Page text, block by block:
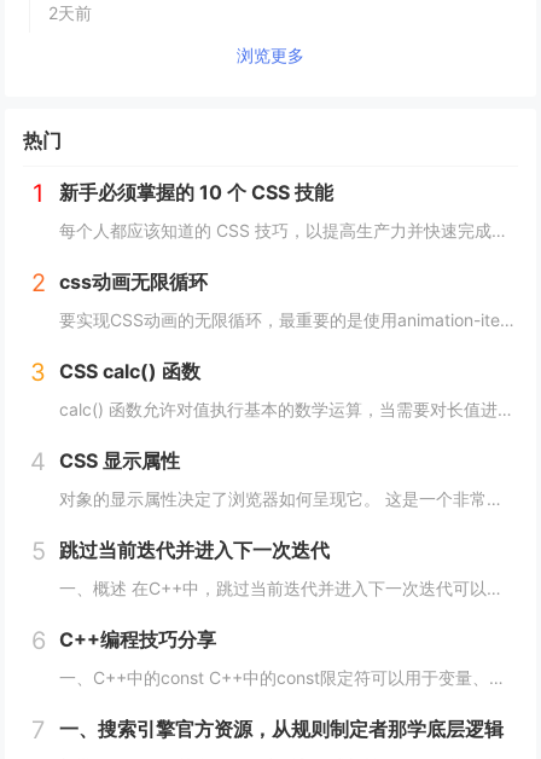
2天前
浏览更多
热门
1 新手必须掌握的 10 个 CSS 技能
每个人都应该知道的 CSS 技巧，以提高生产力并快速完成项目。 这里我为初学者收集了10个简单且必须知道的秘诀。 重置.css 某些浏览器对每个元素应用不同的样式，因此最好首先休息一下 CSS。 body, div, h1,h2,...
2 css动画无限循环
要实现CSS动画的无限循环，最重要的是使用animation-iteration-count属性，将其设置为infinite，继续动画就会循环播放。 栗子 CSS动画效果无限循环放大缩小 HTML： <image class="a...
3 CSS calc() 函数
calc() 函数允许对值执行基本的数学运算，当需要对长值进行百分比加法或减法时特别有用。 div { max-width: calc(80% - 100px) }它的工作原理是这样的： div { max-width: calc(...
4 CSS 显示属性
对象的显示属性决定了浏览器如何呈现它。 这是一个非常重要的属性，并且可能具有您可以使用的最多值。 这些值包括： blockinlinenonecontentsflowflow-roottable（以及所有那些table-*）fle...
5 跳过当前迭代并进入下一次迭代
一、概述 在C++中，跳过当前迭代并进入下一次迭代可以使用continue语句来实现。当循环遇到continue语句时，将会立即转到下一次循环的开始处，而不执行当前循环中剩余的代码。 通常情况下，continue语句用于在循环中处理特定的情...
6 C++编程技巧分享
一、C++中的const C++中的const限定符可以用于变量、函数参数、函数返回类型等多种情况。使用const限定符可以使代码更加安全、简洁、易于维护。 1、 const变量 const变量在定义后就不能被修改，这使得代码更加安全...
7 一、搜索引擎官方资源，从规则制定者那学底层逻辑